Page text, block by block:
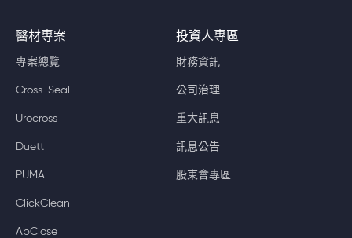
醫材專案
專案總覽
Cross-Seal
Urocross
Duett
PUMA
ClickClean
AbClose
投資人專區
財務資訊
公司治理
重大訊息
訊息公告
股東會專區